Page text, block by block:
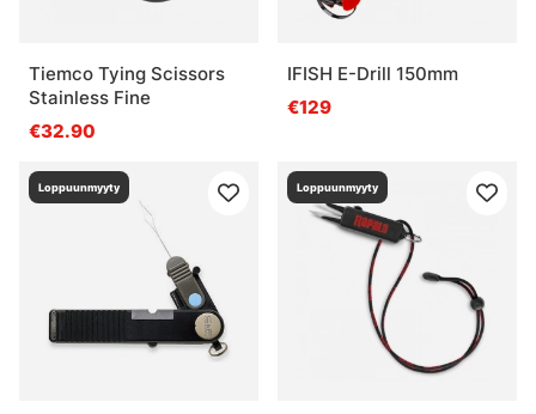
Tiemco Tying Scissors
Stainless Fine
€32.90
IFISH E-Drill 150mm
€129
Loppuunmyyty Loppuunmyyty